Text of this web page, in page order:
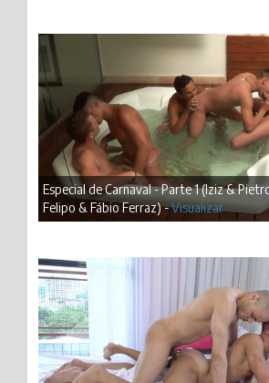
Especial de Carnaval - Parte 1 (Iziz &
Felipo & Fábio Ferraz) -Visualizar